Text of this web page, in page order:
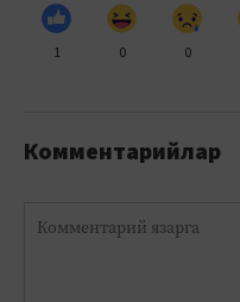
1 0 0
Комментарийлар